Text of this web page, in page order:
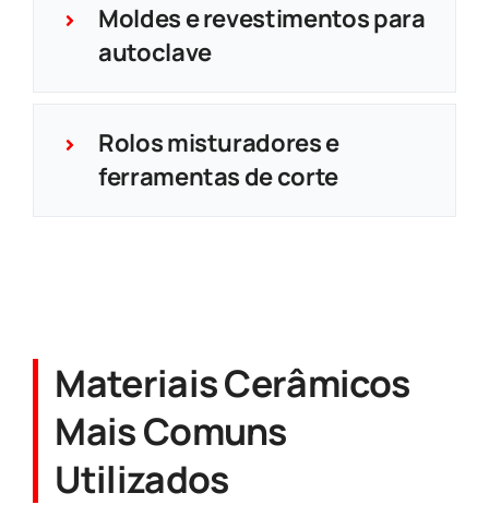
Moldes e revestimentos para
autoclave
Rolos misturadores e
ferramentas de corte
Materiais Cerâmicos
Mais Comuns
Utilizados